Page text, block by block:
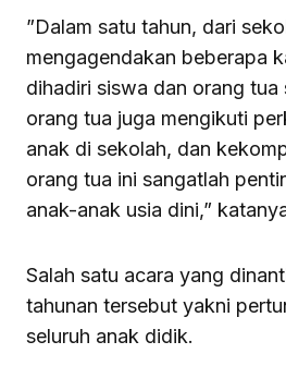
”Dalam satu tahun, dari
mengagendakan beberapa
dihadiri siswa dan orang tua
orang tua juga mengikuti
anak di sekolah, dan
orang tua ini sangatlah
anak-anak usia dini,”
Salah satu acara yang
tahunan tersebut yakni
seluruh anak didik.